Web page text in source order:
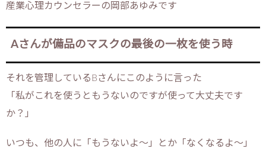
産業心理カウンセラーの岡部あゆみです
Aさんが備品のマスクの最後の一枚を使う時
それを管理しているBさんにこのように言った
「私がこれを使うともうないのですが使って大丈夫です
か？」
いつも、他の人に「もうないよ～」とか「なくなるよ～」